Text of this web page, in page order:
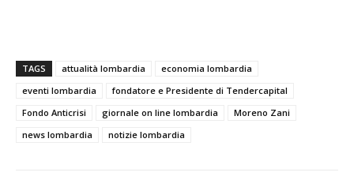
TAGS attualità lombardia
economia lombardia
eventi lombardia
fondatore e Presidente di Tendercapital
Fondo Anticrisi
giornale on line lombardia
Moreno Zani
news lombardia
notizie lombardia